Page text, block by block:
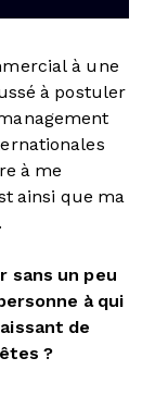
à une
à postuler
à me
ainsi que ma
sans un peu
à qui
de
?